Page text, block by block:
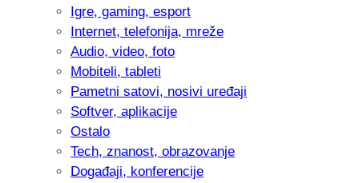
Igre, gaming, esport
Internet, telefonija, mreže
Audio, video, foto
Mobiteli, tableti
Pametni satovi, nosivi uređaji
Softver, aplikacije
Ostalo
Tech, znanost, obrazovanje
Događaji, konferencije